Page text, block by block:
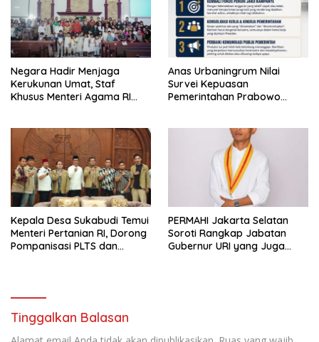
Negara Hadir Menjaga
Kerukunan Umat, Staf
Khusus Menteri Agama RI
Anas Urbaningrum Nilai
Survei Kepuasan
Pemerintahan Prabowo
Kepala Desa Sukabudi Temui
Menteri Pertanian RI, Dorong
Pompanisasi PLTS dan
PERMAHI Jakarta Selatan
Soroti Rangkap Jabatan
Gubernur URI yang Juga
Tinggalkan Balasan